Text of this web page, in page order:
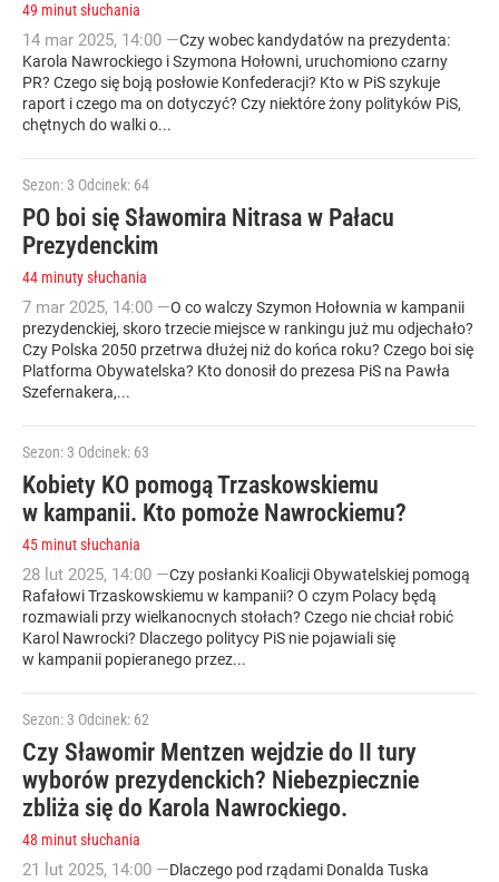
49 minut słuchania
14 mar 2025, 14:00 —Czy wobec kandydatów na prezydenta:
Karola Nawrockiego i Szymona Hołowni, uruchomiono czarny
PR? Czego się boją posłowie Konfederacji? Kto w PiS szykuje
raport i czego ma on dotyczyć? Czy niektóre żony polityków PiS,
chętnych do walki o...
Sezon: 3 Odcinek: 64
PO boi się Sławomira Nitrasa w Pałacu
Prezydenckim
44 minuty słuchania
7 mar 2025, 14:00 —O co walczy Szymon Hołownia w kampanii
prezydenckiej, skoro trzecie miejsce w rankingu już mu odjechało?
Czy Polska 2050 przetrwa dłużej niż do końca roku? Czego boi się
Platforma Obywatelska? Kto donosił do prezesa PiS na Pawła
Szefernakera,...
Sezon: 3 Odcinek: 63
Kobiety KO pomogą Trzaskowskiemu
w kampanii. Kto pomoże Nawrockiemu?
45 minut słuchania
28 lut 2025, 14:00 —Czy posłanki Koalicji Obywatelskiej pomogą
Rafałowi Trzaskowskiemu w kampanii? O czym Polacy będą
rozmawiali przy wielkanocnych stołach? Czego nie chciał robić
Karol Nawrocki? Dlaczego politycy PiS nie pojawiali się
w kampanii popieranego przez...
Sezon: 3 Odcinek: 62
Czy Sławomir Mentzen wejdzie do II tury
wyborów prezydenckich? Niebezpiecznie
zbliża się do Karola Nawrockiego.
48 minut słuchania
21 lut 2025, 14:00 —Dlaczego pod rządami Donalda Tuska